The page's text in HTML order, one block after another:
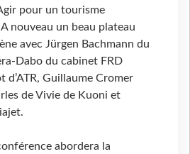
pour un tourisme
nouveau un beau plateau
avec Jürgen Bachmann du
Dabo du cabinet FRD
d’ATR, Guillaume Cromer
de Vivie de Kuoni et
abordera la